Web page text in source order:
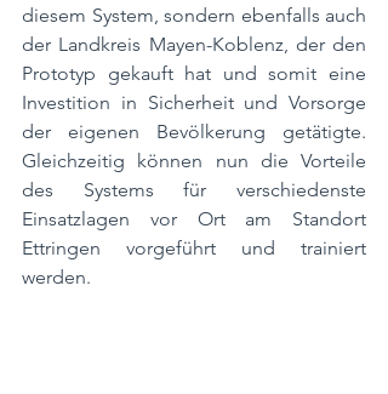
diesem System, sondern ebenfalls auch
der Landkreis Mayen-Koblenz, der den
Prototyp gekauft hat und somit eine
Investition in Sicherheit und Vorsorge
der eigenen Bevölkerung getätigte.
Gleichzeitig können nun die Vorteile
des Systems für verschiedenste
Einsatzlagen vor Ort am Standort
Ettringen vorgeführt und trainiert
werden.